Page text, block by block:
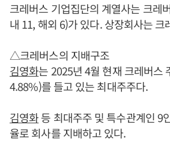
크레버스 기업집단의 계열사는 크레
내 11, 해외 6)가 있다. 상장회사는 크
△크레버스의 지배구조
김영화는 2025년 4월 현재 크레버스
4.88%)를 들고 있는 최대주주다.
김영화등 최대주주 및 특수관계인 9
율로 회사를 지배하고 있다.